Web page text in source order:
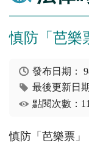
慎防「芭樂
發布日期：
最後更新日
點閱次數：
慎防「芭